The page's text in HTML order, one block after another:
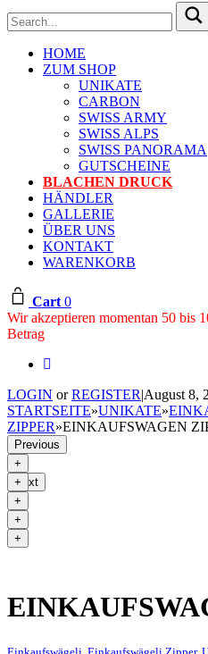
HOME
ZUM SHOP
UNIKATE
CARBON
SWISS ARMY
SWISS ALPS
SWISS PANORAMA
GUTSCHEINE
BLACHEN DRUCK
HÄNDLER
GALLERIE
ÜBER UNS
KONTAKT
WARENKORB
Cart 0
Wir akzeptieren momentan 50 bis
Betrag
LOGIN orREGISTER|August 8,
STARTSEITE»UNIKATE»
ZIPPER»EINKAUFSWAGEN
Previous
Next